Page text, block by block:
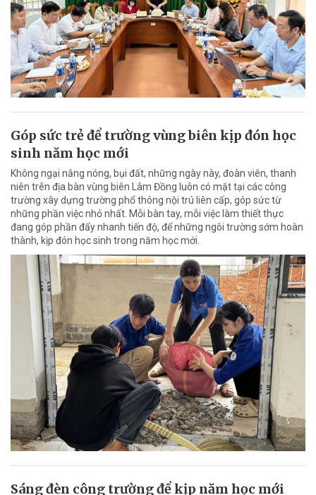
Góp sức trẻ để trường vùng biên kịp đón học
sinh năm học mới
Không ngại nắng nóng, bụi đất, những ngày này, đoàn viên, thanh
niên trên địa bàn vùng biên Lâm Đồng luôn có mặt tại các công
trường xây dựng trường phổ thông nội trú liên cấp, góp sức từ
những phần việc nhỏ nhất. Mỗi bàn tay, mỗi việc làm thiết thực
đang góp phần đẩy nhanh tiến độ, để những ngôi trường sớm hoàn
thành, kịp đón học sinh trong năm học mới.
Sáng đèn công trường để kịp năm học mới